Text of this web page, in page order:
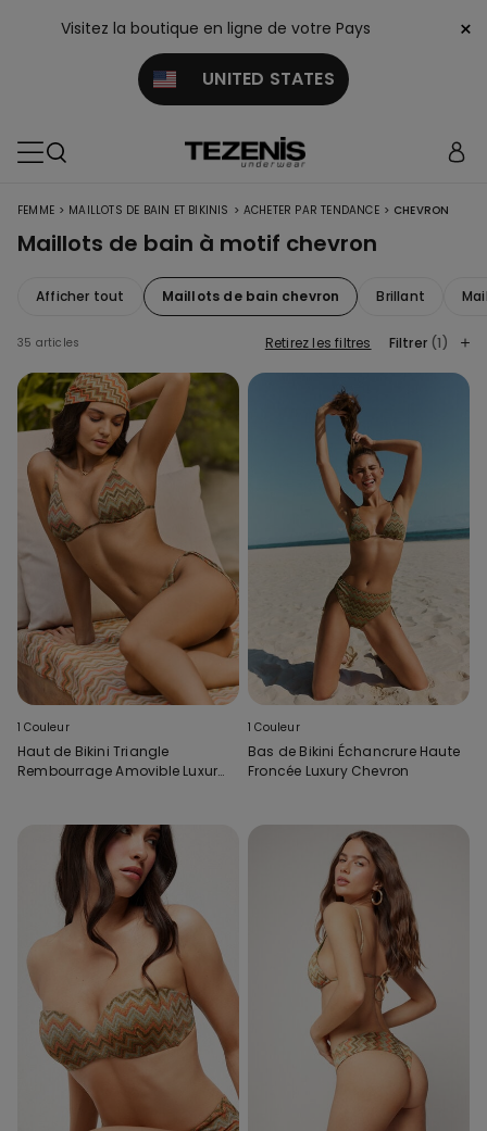
Visitez la boutique en ligne de votre Pays
UNITED STATES
×
FEMME > MAILLOTS DE BAIN ET BIKINIS > ACHETER PAR TENDANCE > CHEVRON
Maillots de bain à motif chevron
Afficher tout Maillots de bain chevron Brillant
35 articles Retirez les filtres Filtrer (1)
1 Couleur
Haut de Bikini Triangle
Rembourrage Amovible Luxury
1 Couleur
Bas de Bikini Échancrure Haute
Froncée Luxury Chevron